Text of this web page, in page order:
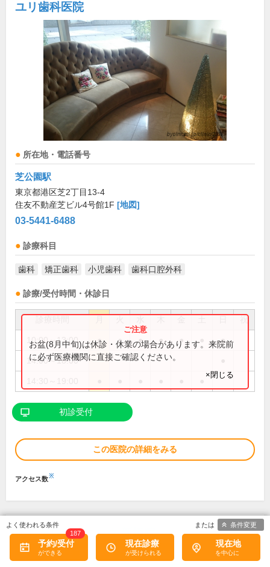
ユリ歯科医院
所在地・電話番号
芝公園駅
東京都港区芝2丁目13-4
住友不動産芝ビル4号館1F [地図]
03-5441-6488
診療科目
歯科 矯正歯科 小児歯科 歯科口腔外科
診療/受付時間・休診日
祝
10:00～13:00 ● ● ● ● ● ●
14:00～18:00
お盆(8月中旬)は休診・休業の場合があります。来院前
に必ず医療機関に直接ご確認ください。
×閉じる
初診受付
この医院の詳細をみる
アクセス数※
あおぞらクリニック 新橋院
医療機関による 情報認証済み 口コミ
予約/受付
187
現在診療 現在地
条件変更